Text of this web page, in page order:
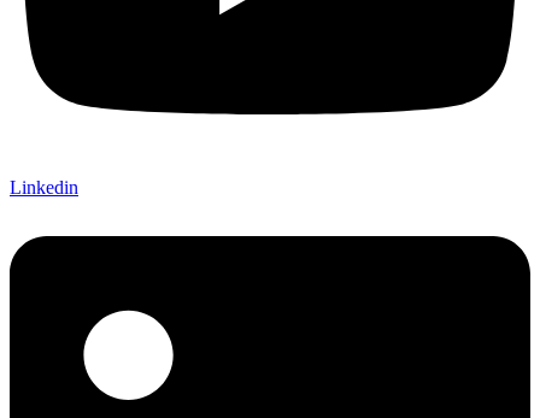
Linkedin